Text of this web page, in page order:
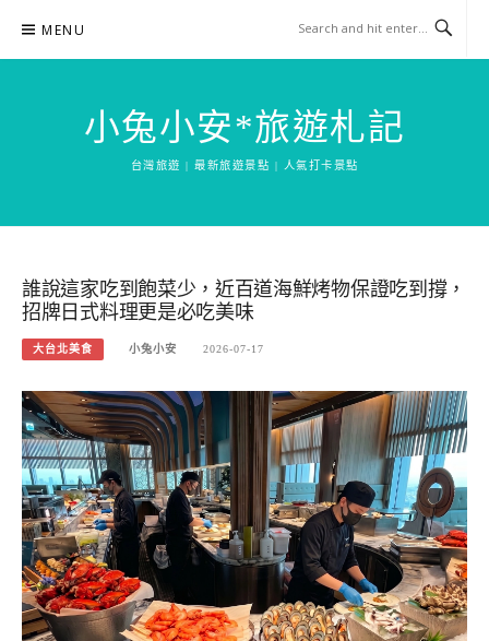
content
MENU
小兔小安*旅遊札記
台灣旅遊 | 最新旅遊景點 | 人氣打卡景點
誰說這家吃到飽菜少，近百道海鮮烤物保證吃到撐，
招牌日式料理更是必吃美味
大台北美食 小兔小安 2026-07-17